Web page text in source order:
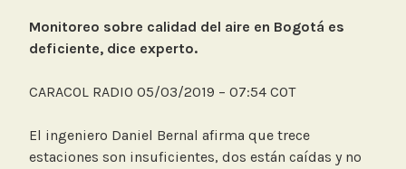
Monitoreo sobre calidad del aire en Bogotá es
deficiente, dice experto.
CARACOL RADIO 05/03/2019 – 07:54 COT
El ingeniero Daniel Bernal afirma que trece
estaciones son insuficientes, dos están caídas y no